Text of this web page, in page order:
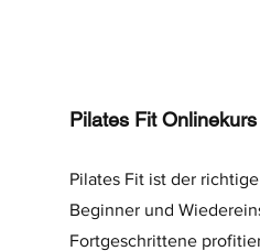
Pilates Fit Onlinekurs
Pilates Fit ist der
Beginner und
Fortgeschrittene